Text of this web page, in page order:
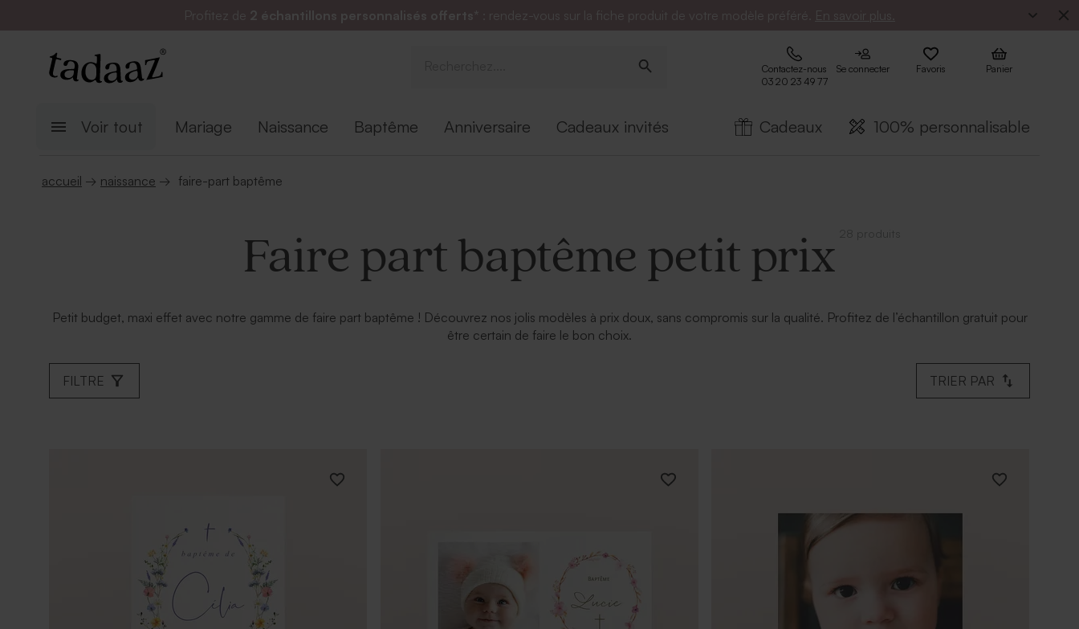
Profitez de 2 échantillons personnalisés offerts* : rendez-vous sur la fiche produit de votre modèle préféré. En savoir plus.
Contactez-nous
03 20 23 49 77
Se connecter Favoris Panier
Voir tout Mariage Naissance Baptême Anniversaire Cadeaux invités Cadeaux 100% personnalisable
accueil → naissance → faire-part baptême
Faire part baptême petit prix
Petit budget, maxi effet avec notre gamme de faire part baptême ! Découvrez nos jolis modèles à prix doux, sans compromis sur la qualité. Profitez de l’échantillon gratuit pour
être certain de faire le bon choix.
FILTRE TRIER PAR